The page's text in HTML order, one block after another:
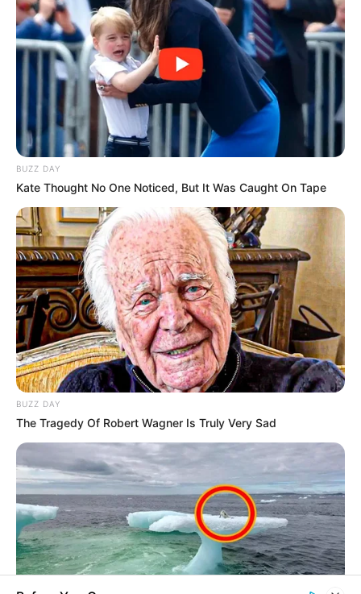
DIVERSAS
MATÉRIAS EM DESTAQUE NOS ÚLTIMOS 30 DIAS
Prefeitura realiza a maior entrega de
história...
Terceiro lote da restituição do IR paga
R$ 4,61 bilhões para 2,7 milhões de
contribuintes.
Motos e bicicletas para ACS e ACE: veja o
passo a passo para conseguir o
benefício.
MATÉRIAS EM DESTAQUES
Motos e bicicletas para ACS e ACE: veja o
passo a passo para conseguir o
benefício.
Agente de Saúde é indiciada por
falsificar visitas que nunca aconteceram.
Câmara dos Deputados: anuênios,
BUZZ DAY
Kate Thought No One Noticed, But It Was Caught On Tape
BUZZ DAY
The Tragedy Of Robert Wagner Is Truly Very Sad